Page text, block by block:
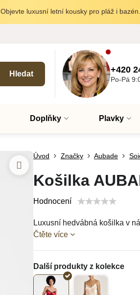
Objevte luxusní letní kousky pro pláž i bazén.
Hledat +420
Po-Pá
Doplňky Plavky
Úvod Značky Aubade
Košilka
Hodnocení
Luxusní hedvábná košilka v
Čtěte více